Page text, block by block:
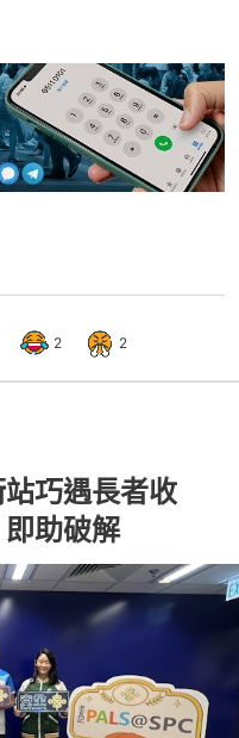
2 2
巧遇長者收
助破解